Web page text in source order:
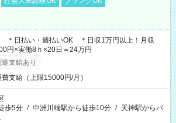
＊日払い・週払いOK ＊日収1万円以上！月収
円×実働8ｈ×20日＝24万円
支給あり
支給（上限15000円/月）
歩5分 / 中洲川端駅から徒歩10分 / 天神駅からバ